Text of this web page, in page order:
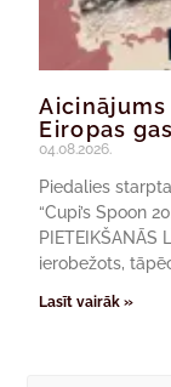
Eiropas
04.08.2026.
Piedalies
“Cupi’s Spoon
PIETEIKŠANĀS
ierobežots,
Lasīt vairāk »